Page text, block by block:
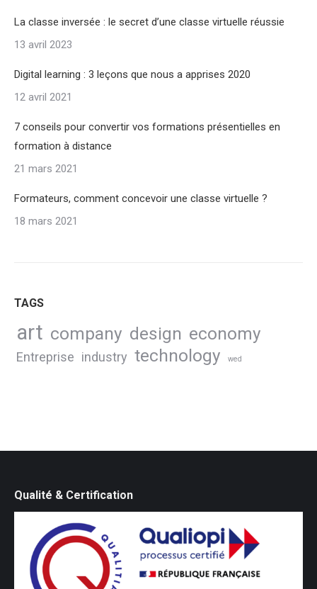
La classe inversée : le secret d’une classe virtuelle réussie
13 avril 2023
Digital learning : 3 leçons que nous a apprises 2020
12 avril 2021
7 conseils pour convertir vos formations présentielles en
formation à distance
21 mars 2021
Formateurs, comment concevoir une classe virtuelle ?
18 mars 2021
TAGS
art company design economy
Entreprise industry technology wed
Qualité & Certification